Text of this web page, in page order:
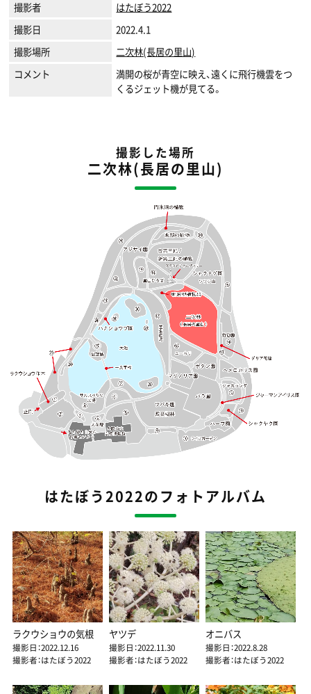
撮影者
はたぼう2022
撮影日
2022.4.1
撮影場所
二次林(長居の里山)
コメント
満開の桜が青空に映え、遠くに飛行機雲をつ
くるジェット機が見てる。
撮影した場所
二次林(長居の里山)
はたぼう2022のフォトアルバム
ラクウショウの気根
撮影日：2022.12.16
撮影者：はたぼう2022
ヤツデ
撮影日：2022.11.30
撮影者：はたぼう2022
オニバス
撮影日：2022.8.28
撮影者：はたぼう2022